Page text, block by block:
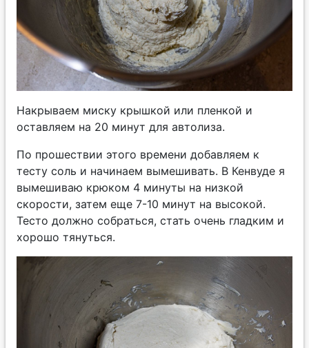
Накрываем миску крышкой или пленкой и
оставляем на 20 минут для автолиза.
По прошествии этого времени добавляем к
тесту соль и начинаем вымешивать. В Кенвуде я
вымешиваю крюком 4 минуты на низкой
скорости, затем еще 7-10 минут на высокой.
Тесто должно собраться, стать очень гладким и
хорошо тянуться.